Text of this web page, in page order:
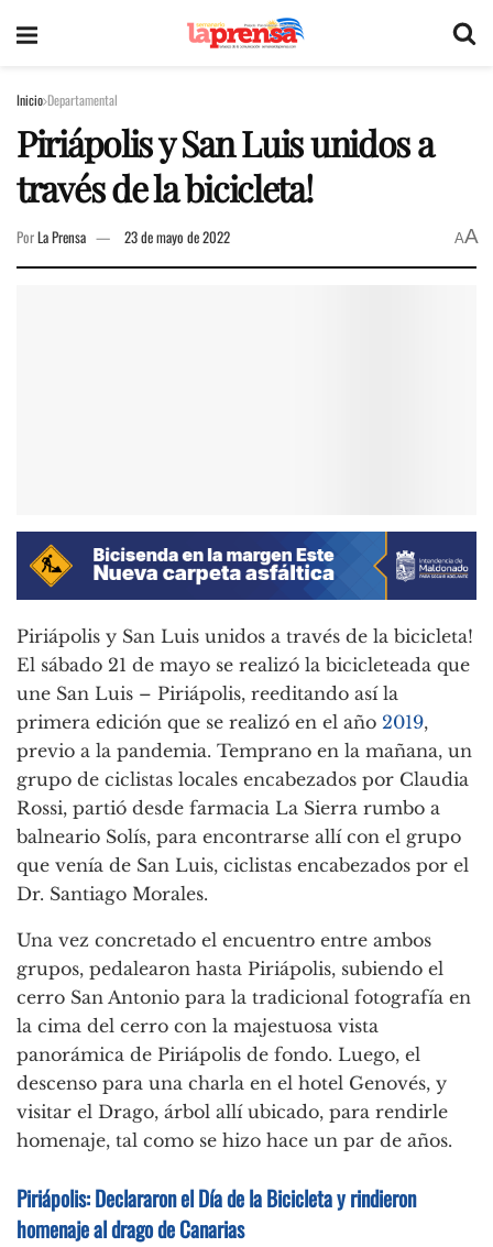
Inicio Departamental
Piriápolis y San Luis unidos a
través de la bicicleta!
PorLa Prensa 23 de mayo de 2022 AA
Piriápolis y San Luis unidos a través de la bicicleta!
El sábado 21 de mayo se realizó la bicicleteada que
une San Luis – Piriápolis, reeditando así la
primera edición que se realizó en el año 2019,
previo a la pandemia. Temprano en la mañana, un
grupo de ciclistas locales encabezados por Claudia
Rossi, partió desde farmacia La Sierra rumbo a
balneario Solís, para encontrarse allí con el grupo
que venía de San Luis, ciclistas encabezados por el
Dr. Santiago Morales.
Una vez concretado el encuentro entre ambos
grupos, pedalearon hasta Piriápolis, subiendo el
cerro San Antonio para la tradicional fotografía en
la cima del cerro con la majestuosa vista
panorámica de Piriápolis de fondo. Luego, el
descenso para una charla en el hotel Genovés, y
visitar el Drago, árbol allí ubicado, para rendirle
homenaje, tal como se hizo hace un par de años.
Piriápolis: Declararon el Día de la Bicicleta y rindieron
homenaje al drago de Canarias